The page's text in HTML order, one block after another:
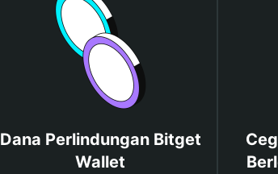
Dana Perlindungan Bitget
Wallet